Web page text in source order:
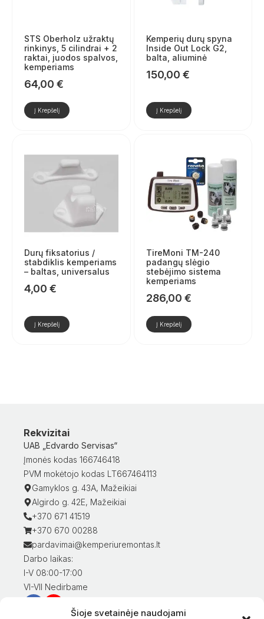
Šioje svetainėje naudojami
STS Oberholz užraktų
rinkinys, 5 cilindrai + 2
raktai, juodos spalvos,
kemperiams
64,00 €
Į Krepšelį
Kemperių durų spyna
Inside Out Lock G2,
balta, aliuminė
150,00 €
Į Krepšelį
Durų fiksatorius /
stabdiklis kemperiams
– baltas, universalus
4,00 €
Į Krepšelį
TireMoni TM-240
padangų slėgio
stebėjimo sistema
kemperiams
286,00 €
Į Krepšelį
Rekvizitai
UAB „Edvardo Servisas“
Įmonės kodas 166746418
PVM mokėtojo kodas LT667464113
Gamyklos g. 43A, Mažeikiai
Algirdo g. 42E, Mažeikiai
+370 671 41519
+370 670 00288
pardavimai@kemperiuremontas.lt
Darbo laikas:
I-V 08:00-17:00
VI-VII Nedirbame